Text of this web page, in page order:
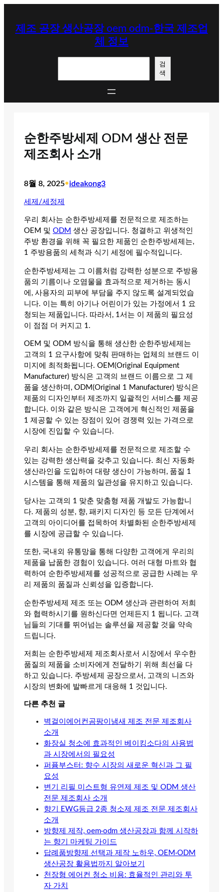
제조 공장 생산공장 oem odm-한국 제조업
체 정보
검
색
순한주방세제 ODM 생산 전문
제조회사 소개
8월 8, 2025•ideakong3
세제/세정제
우리 회사는 순한주방세제를 전문적으로 제조하는
OEM 및 ODM 생산 공장입니다. 청결하고 위생적인
주방 환경을 위해 꼭 필요한 제품인 순한주방세제는,
1 주방용품의 세척과 식기 세정에 필수적입니다.
순한주방세제는 그 이름처럼 강력한 성분으로 주방용
품의 기름이나 오염물을 효과적으로 제거하는 동시
에, 사용자의 피부에 부담을 주지 않도록 설계되었습
니다. 이는 특히 아기나 어린이가 있는 가정에서 1 요
청되는 제품입니다. 따라서, 1서는 이 제품의 필요성
이 점점 더 커지고 1.
OEM 및 ODM 방식을 통해 생산한 순한주방세제는
고객의 1 요구사항에 맞춰 판매하는 업체의 브랜드 이
미지에 최적화됩니다. OEM(Original Equipment
Manufacturer) 방식은 고객의 브랜드 이름으로 그 제
품을 생산하며, ODM(Original 1 Manufacturer) 방식은
제품의 디자인부터 제조까지 일괄적인 서비스를 제공
합니다. 이와 같은 방식은 고객에게 혁신적인 제품을
1 제공할 수 있는 장점이 있어 경쟁력 있는 가격으로
시장에 진입할 수 있습니다.
우리 회사는 순한주방세제를 전문적으로 제조할 수
있는 강력한 생산력을 갖추고 있습니다. 최신 자동화
생산라인을 도입하여 대량 생산이 가능하며, 품질 1
시스템을 통해 제품의 일관성을 유지하고 있습니다.
당사는 고객의 1 맞춘 맞춤형 제품 개발도 가능합니
다. 제품의 성분, 향, 패키지 디자인 등 모든 단계에서
고객의 아이디어를 접목하여 차별화된 순한주방세제
를 시장에 공급할 수 있습니다.
또한, 국내외 유통망을 통해 다양한 고객에게 우리의
제품을 납품한 경험이 있습니다. 여러 대형 마트와 협
력하여 순한주방세제를 성공적으로 공급한 사례는 우
리 제품의 품질과 신뢰성을 입증합니다.
순한주방세제 제조 또는 ODM 생산과 관련하여 저희
와 협력하시기를 원하신다면 언제든지 1 됩니다. 고객
님들의 기대를 뛰어넘는 솔루션을 제공할 것을 약속
드립니다.
저희는 순한주방세제 제조회사로서 시장에서 우수한
품질의 제품을 소비자에게 전달하기 위해 최선을 다
하고 있습니다. 주방세제 공장으로서, 고객의 니즈와
시장의 변화에 발빠르게 대응해 1 것입니다.
다른 추천 글
벽걸이에어컨곰팡이냄새 제조 전문 제조회사
소개
화장실 청소에 효과적인 베이킹소다의 사용법
과 시장에서의 필요성
퍼퓸부스터: 향수 시장의 새로운 혁신과 그 필
요성
변기 리필 미스트형 유연제 제조 및 ODM 생산
전문 제조회사 소개
향기 EWG등급 2종 청소제 제조 전문 제조회사
소개
방향제 제작, oem·odm 생산공장과 함께 시작하
는 향기 마케팅 가이드
답례품방향제 선택과 제작 노하우, OEM·ODM
생산공장 활용법까지 알아보기
천장형 에어컨 청소 비용: 효율적인 관리와 투
자 가치